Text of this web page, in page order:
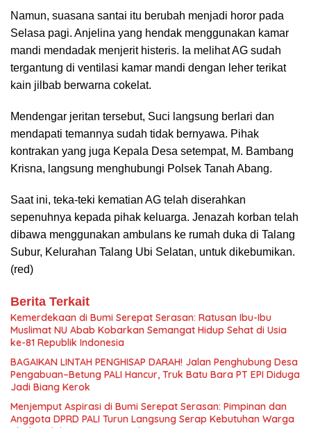
Namun, suasana santai itu berubah menjadi horor pada
Selasa pagi. Anjelina yang hendak menggunakan kamar
mandi mendadak menjerit histeris. Ia melihat AG sudah
tergantung di ventilasi kamar mandi dengan leher terikat
kain jilbab berwarna cokelat.
Mendengar jeritan tersebut, Suci langsung berlari dan
mendapati temannya sudah tidak bernyawa. Pihak
kontrakan yang juga Kepala Desa setempat, M. Bambang
Krisna, langsung menghubungi Polsek Tanah Abang.
Saat ini, teka-teki kematian AG telah diserahkan
sepenuhnya kepada pihak keluarga. Jenazah korban telah
dibawa menggunakan ambulans ke rumah duka di Talang
Subur, Kelurahan Talang Ubi Selatan, untuk dikebumikan.
(red)
Berita Terkait
Kemerdekaan di Bumi Serepat Serasan: Ratusan Ibu-Ibu
Muslimat NU Abab Kobarkan Semangat Hidup Sehat di Usia
ke-81 Republik Indonesia
BAGAIKAN LINTAH PENGHISAP DARAH! Jalan Penghubung Desa
Pengabuan–Betung PALI Hancur, Truk Batu Bara PT EPI Diduga
Jadi Biang Kerok
Menjemput Aspirasi di Bumi Serepat Serasan: Pimpinan dan
Anggota DPRD PALI Turun Langsung Serap Kebutuhan Warga